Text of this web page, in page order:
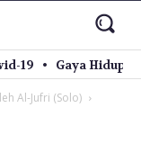
19 Gaya Hidup
Al-Jufri (Solo)